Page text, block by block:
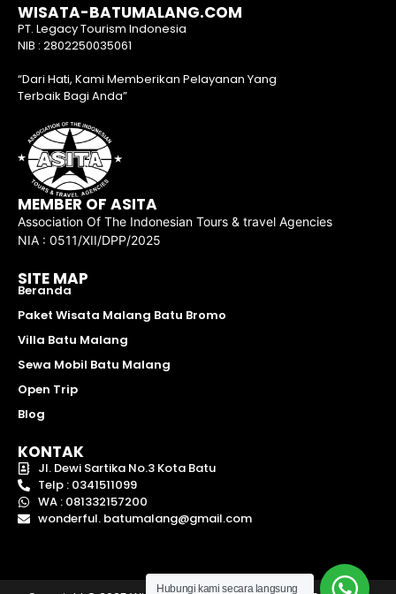
WISATA-BATUMALANG.COM
PT. Legacy Tourism Indonesia
NIB : 2802250035061
“Dari Hati, Kami Memberikan Pelayanan Yang
Terbaik Bagi Anda”
MEMBER OF ASITA
Association Of The Indonesian Tours & travel Agencies
NIA : 0511/XII/DPP/2025
SITE MAP
Beranda
Paket Wisata Malang Batu Bromo
Villa Batu Malang
Sewa Mobil Batu Malang
Open Trip
Blog
KONTAK
Jl. Dewi Sartika No.3 Kota Batu
Telp : 0341511099
WA : 081332157200
wonderful. batumalang@gmail.com
Hubungi kami secara langsung